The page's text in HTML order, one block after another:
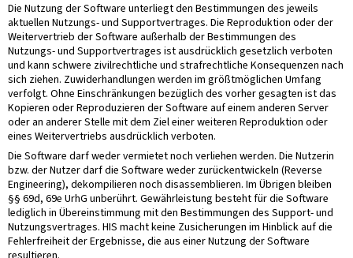
Die Nutzung der Software unterliegt den Bestimmungen des jeweils
aktuellen Nutzungs- und Supportvertrages. Die Reproduktion oder der
Weitervertrieb der Software außerhalb der Bestimmungen des
Nutzungs- und Supportvertrages ist ausdrücklich gesetzlich verboten
und kann schwere zivilrechtliche und strafrechtliche Konsequenzen nach
sich ziehen. Zuwiderhandlungen werden im größtmöglichen Umfang
verfolgt. Ohne Einschränkungen bezüglich des vorher gesagten ist das
Kopieren oder Reproduzieren der Software auf einem anderen Server
oder an anderer Stelle mit dem Ziel einer weiteren Reproduktion oder
eines Weitervertriebs ausdrücklich verboten.
Die Software darf weder vermietet noch verliehen werden. Die Nutzerin
bzw. der Nutzer darf die Software weder zurückentwickeln (Reverse
Engineering), dekompilieren noch disassemblieren. Im Übrigen bleiben
§§ 69d, 69e UrhG unberührt. Gewährleistung besteht für die Software
lediglich in Übereinstimmung mit den Bestimmungen des Support- und
Nutzungsvertrages. HIS macht keine Zusicherungen im Hinblick auf die
Fehlerfreiheit der Ergebnisse, die aus einer Nutzung der Software